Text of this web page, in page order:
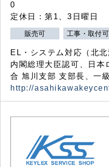
0
定休日：第1、3日曜日
販売可 工事・取付可
EL・システム対応（北北
内閣総理大臣認可、日本
合 旭川支部 支部長、一
http://